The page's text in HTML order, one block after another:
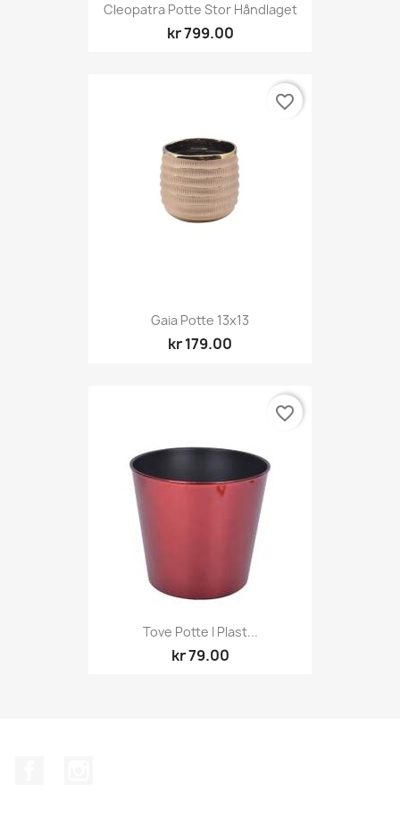
Cleopatra Potte Stor Håndlaget
kr 799.00
Gaia Potte 13x13
kr 179.00
favorite_border
Tove Potte I Plast...
kr 79.00
favorite_border